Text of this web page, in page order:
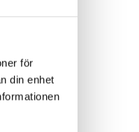
för
din enhet